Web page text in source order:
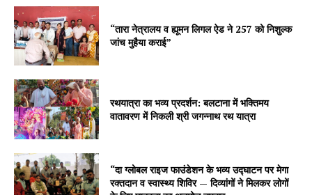
“तारा नेत्रालय व ह्यूमन लिगल ऐड ने 257 को निशुल्क
जांच मुहैया कराई”
रथयात्रा का भव्य प्रदर्शन: बलटाना में भक्तिमय
वातावरण में निकली श्री जगन्नाथ रथ यात्रा
“दा ग्लोबल राइज फाउंडेशन के भव्य उद्घाटन पर मेगा
रक्तदान व स्वास्थ्य शिविर — दिव्यांगों ने मिलकर लोगों